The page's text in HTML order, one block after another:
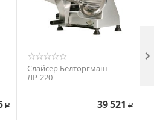
Р
Слайсер Белторгмаш
ЛР-220
39 521 Р
